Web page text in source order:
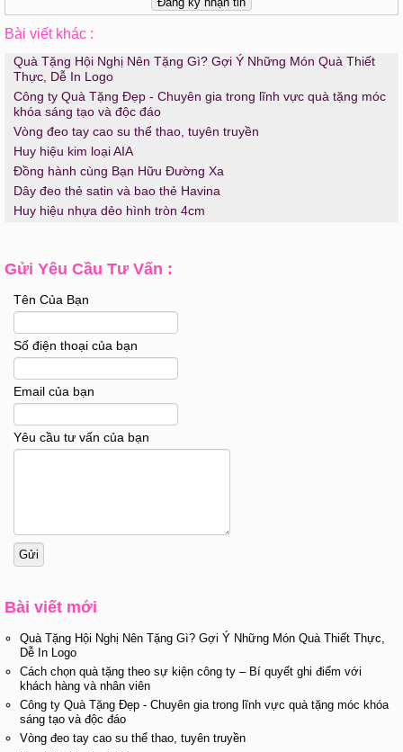
Bài viết khác :
Quà Tặng Hội Nghị Nên Tặng Gì? Gợi Ý Những Món Quà Thiết
Thực, Dễ In Logo
Công ty Quà Tặng Đẹp - Chuyên gia trong lĩnh vực quà tặng móc
khóa sáng tạo và độc đáo
Vòng đeo tay cao su thể thao, tuyên truyền
Huy hiệu kim loại AIA
Đồng hành cùng Bạn Hữu Đường Xa
Dây đeo thẻ satin và bao thẻ Havina
Huy hiệu nhựa dẻo hình tròn 4cm
Gửi Yêu Cầu Tư Vấn :
Tên Của Bạn
Số điện thoại của bạn
Email của bạn
Yêu cầu tư vấn của bạn
Bài viết mới
Quà Tặng Hội Nghị Nên Tặng Gì? Gợi Ý Những Món Quà Thiết Thực,
Dễ In Logo
Cách chọn quà tặng theo sự kiện công ty – Bí quyết ghi điểm với
khách hàng và nhân viên
Công ty Quà Tặng Đẹp - Chuyên gia trong lĩnh vực quà tặng móc khóa
sáng tạo và độc đáo
Vòng đeo tay cao su thể thao, tuyên truyền